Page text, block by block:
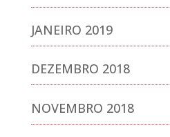
JANEIRO 2019
DEZEMBRO 2018
NOVEMBRO 2018